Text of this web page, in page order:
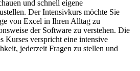
und schnell eigene
Der Intensivkurs möchte Sie
von Excel in Ihren Alltag zu
der Software zu verstehen. Die
Kurses verspricht eine intensive
jederzeit Fragen zu stellen und